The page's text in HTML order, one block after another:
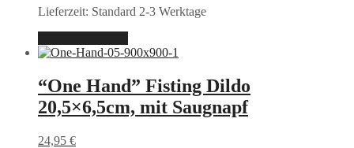
Lieferzeit: Standard 2-3 Werktage
“One Hand” Fisting Dildo
20,5×6,5cm, mit Saugnapf
24,95 €